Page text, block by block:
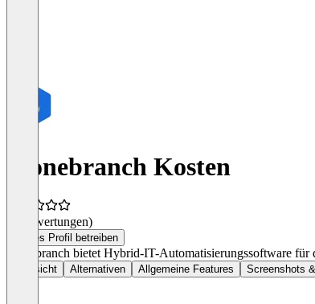
Stonebranch Kosten
(0 Bewertungen)
Dieses Profil betreiben
Stonebranch bietet Hybrid-IT-Automatisierungssoftware
Übersicht Alternativen Allgemeine Features Screenshots